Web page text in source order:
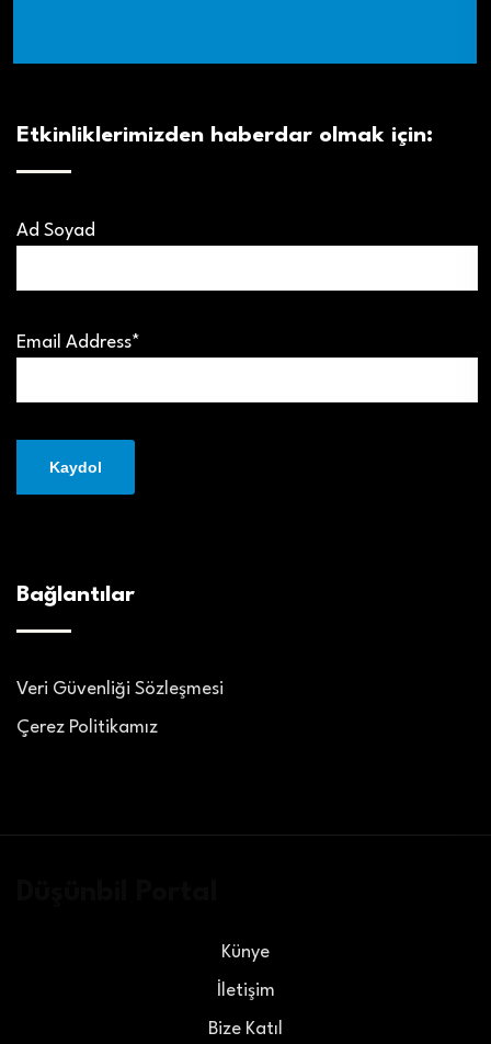
Etkinliklerimizden haberdar olmak için:
Ad Soyad
Email Address*
Bağlantılar
Veri Güvenliği Sözleşmesi
Çerez Politikamız
Künye
İletişim
Bize Katıl